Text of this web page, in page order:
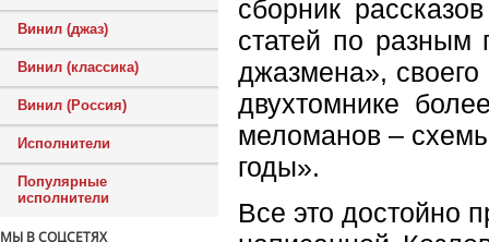
Винил (джаз)
Винил (классика)
Винил (Россия)
Исполнители
Популярные
исполнители
МЫ В СОЦСЕТЯХ
сборник
статей по разным
джазмена»,
двухтомнике
меломанов –
годы».
Все это достойно